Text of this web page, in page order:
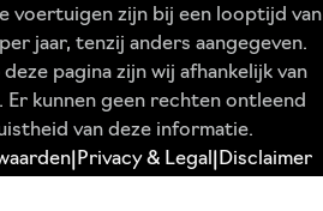
voertuigen zijn bij een looptijd van
jaar, tenzij anders aangegeven.
pagina zijn wij afhankelijk van
Er kunnen geen rechten ontleend
van deze informatie.
Privacy & Legal Disclaimer